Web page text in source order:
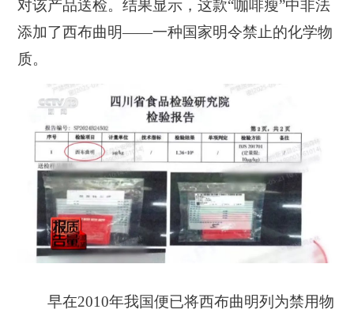
对该产品送检。结果显示，这款“咖啡瘦”中非法
添加了西布曲明——一种国家明令禁止的化学物
质。
早在2010年我国便已将西布曲明列为禁用物